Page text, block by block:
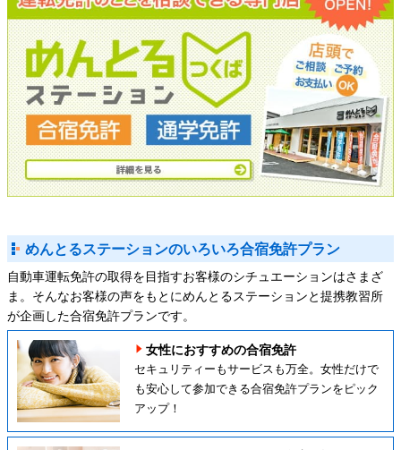
めんとるステーションのいろいろ合宿免許プラン
自動車運転免許の取得を目指すお客様のシチュエーションはさまざ
ま。そんなお客様の声をもとにめんとるステーションと提携教習所
が企画した合宿免許プランです。
女性におすすめの合宿免許
セキュリティーもサービスも万全。女性だけで
も安心して参加できる合宿免許プランをピック
アップ！